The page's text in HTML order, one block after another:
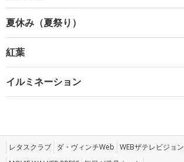
夏休み（夏祭り）
紅葉
イルミネーション
レタスクラブ ダ・ヴィンチWeb WEBザテレビジョン